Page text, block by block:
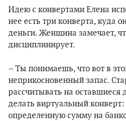
Идею с конвертами Елена
нее есть три конверта, куда
деньги. Женщина замечает,
дисциплинирует.
– Ты понимаешь, что вот в
неприкосновенный запас.
рассчитывать на оставшиеся
делать виртуальный конверт:
определенную сумму на